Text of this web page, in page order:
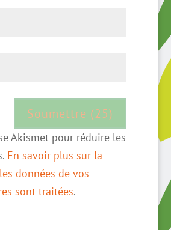
Akismet pour réduire les
En savoir plus sur la
données de vos
sont traitées.